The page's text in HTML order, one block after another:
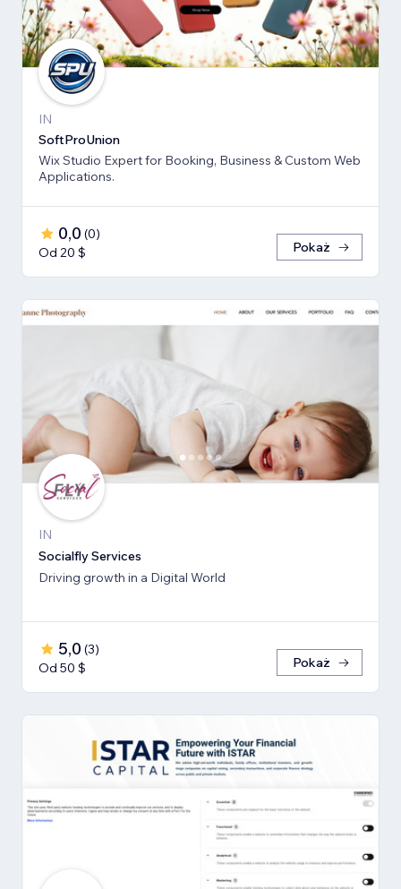
IN
SoftProUnion
Wix Studio Expert for Booking, Business & Custom Web
Applications.
0,0 (0)
Od 20 $
Pokaż
IN
Socialfly Services
Driving growth in a Digital World
5,0 (3)
Od 50 $
Pokaż